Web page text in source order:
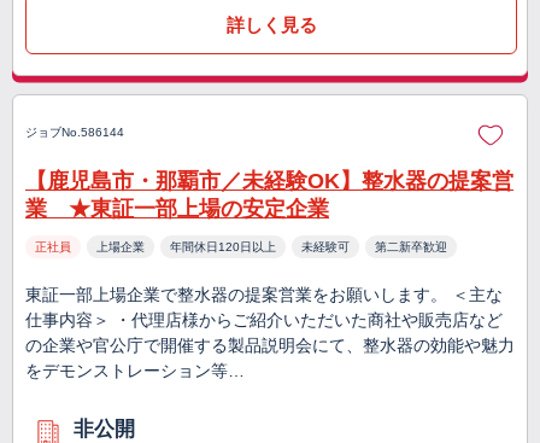
詳しく見る
ジョブNo.586144
【鹿児島市・那覇市／未経験OK】整水器の提案営
業 ★東証一部上場の安定企業
正社員 上場企業 年間休日120日以上 未経験可 第二新卒歓迎
東証一部上場企業で整水器の提案営業をお願いします。 ＜主な
仕事内容＞ ・代理店様からご紹介いただいた商社や販売店など
の企業や官公庁で開催する製品説明会にて、整水器の効能や魅力
をデモンストレーション等…
非公開